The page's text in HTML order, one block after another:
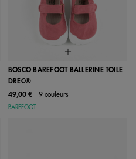
BOSCO BAREFOOT BALLERINE TOILE
DREC®
49,00 €
9 couleurs
BAREFOOT